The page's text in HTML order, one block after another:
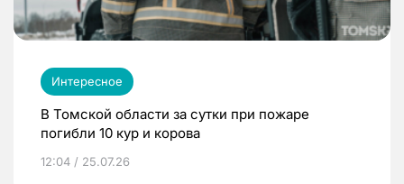
Интересное
В Томской области за сутки при пожаре
погибли 10 кур и корова
12:04 / 25.07.26